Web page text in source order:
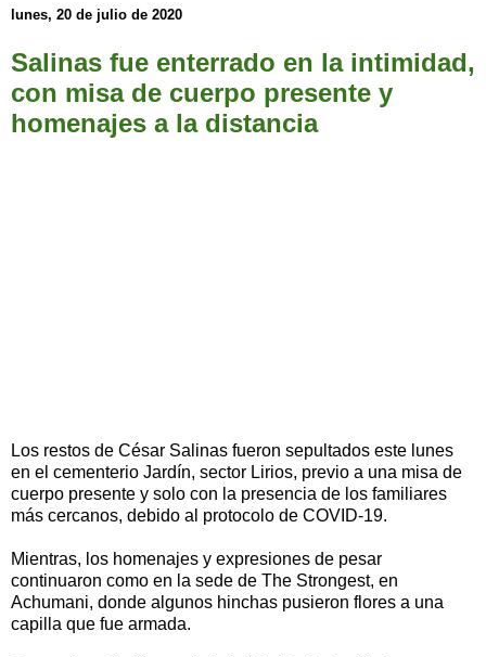
lunes, 20 de julio de 2020
Salinas fue enterrado en la intimidad,
con misa de cuerpo presente y
homenajes a la distancia
Los restos de César Salinas fueron sepultados este lunes
en el cementerio Jardín, sector Lirios, previo a una misa de
cuerpo presente y solo con la presencia de los familiares
más cercanos, debido al protocolo de COVID-19.
Mientras, los homenajes y expresiones de pesar
continuaron como en la sede de The Strongest, en
Achumani, donde algunos hinchas pusieron flores a una
capilla que fue armada.